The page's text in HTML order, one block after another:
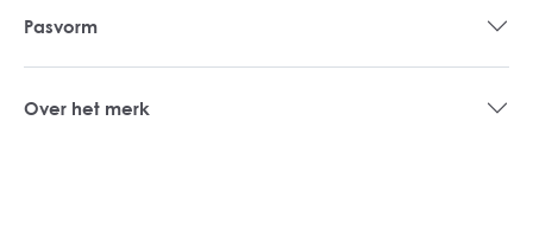
Pasvorm
Over het merk